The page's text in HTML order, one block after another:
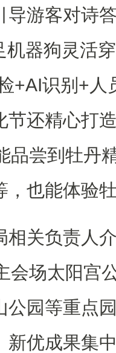
导游客对诗
机器狗灵活
+AI识别+人
节还精心打
品尝到牡丹
，也能体验
关负责人介
会场太阳宫
公园等重点
新优成果集